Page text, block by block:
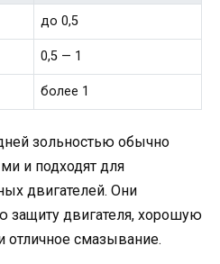
до 0,5
0,5 — 1
более 1
зольностью обычно
и подходят для
двигателей. Они
защиту двигателя, хорошую
отличное смазывание.